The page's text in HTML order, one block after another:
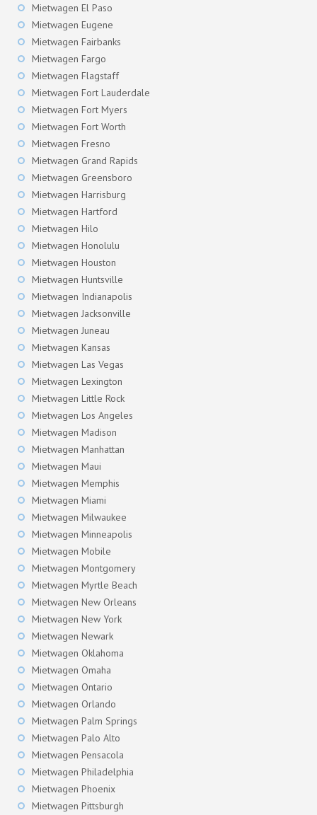
Mietwagen El Paso
Mietwagen Eugene
Mietwagen Fairbanks
Mietwagen Fargo
Mietwagen Flagstaff
Mietwagen Fort Lauderdale
Mietwagen Fort Myers
Mietwagen Fort Worth
Mietwagen Fresno
Mietwagen Grand Rapids
Mietwagen Greensboro
Mietwagen Harrisburg
Mietwagen Hartford
Mietwagen Hilo
Mietwagen Honolulu
Mietwagen Houston
Mietwagen Huntsville
Mietwagen Indianapolis
Mietwagen Jacksonville
Mietwagen Juneau
Mietwagen Kansas
Mietwagen Las Vegas
Mietwagen Lexington
Mietwagen Little Rock
Mietwagen Los Angeles
Mietwagen Madison
Mietwagen Manhattan
Mietwagen Maui
Mietwagen Memphis
Mietwagen Miami
Mietwagen Milwaukee
Mietwagen Minneapolis
Mietwagen Mobile
Mietwagen Montgomery
Mietwagen Myrtle Beach
Mietwagen New Orleans
Mietwagen New York
Mietwagen Newark
Mietwagen Oklahoma
Mietwagen Omaha
Mietwagen Ontario
Mietwagen Orlando
Mietwagen Palm Springs
Mietwagen Palo Alto
Mietwagen Pensacola
Mietwagen Philadelphia
Mietwagen Phoenix
Mietwagen Pittsburgh